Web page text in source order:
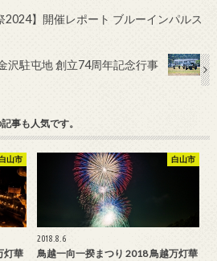
2024】開催レポート ブルーインパルス
沢駐屯地 創立74周年記念行事
事も人気です。
山市
灯華
白山市
2018.8.6
鳥越一向一揆まつり 2018 鳥越万灯華